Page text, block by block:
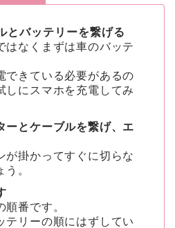
とバッテリーを繋げる
はなくまずは車のバッテ
できている必要があるの
しにスマホを充電してみ
ーとケーブルを繋げ、エ
が掛かってすぐに切らな
。
番です。
リーの順にはずしてい